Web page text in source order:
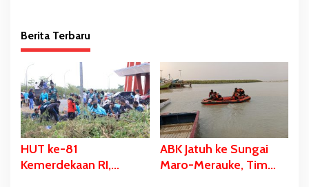
Berita Terbaru
HUT ke-81
Kemerdekaan RI,
ABK Jatuh ke Sungai
Maro-Merauke, Tim